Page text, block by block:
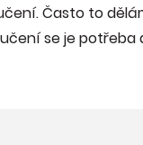
Často to
se je potřeba